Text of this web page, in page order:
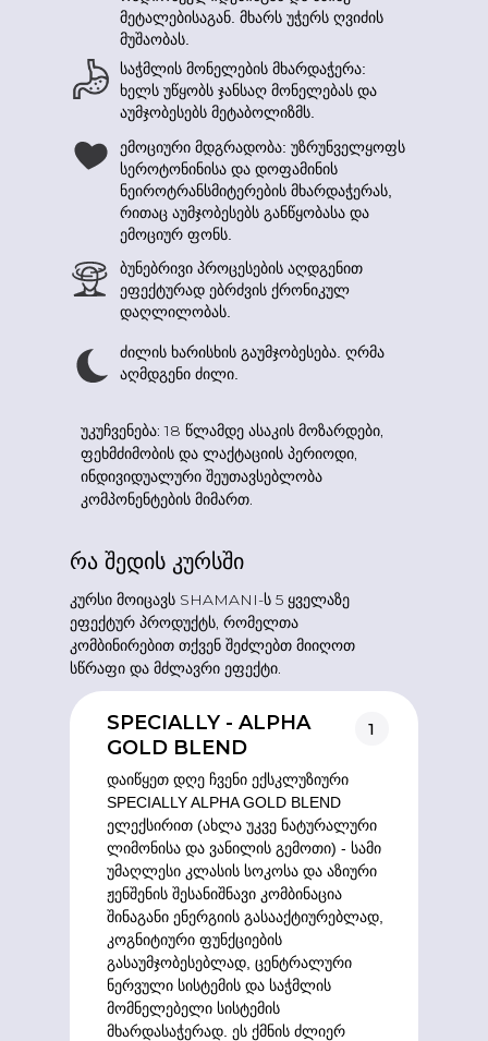
მეტალებისაგან. მხარს უჭერს ღვიძის
მუშაობას.
საჭმლის მონელების მხარდაჭერა:
ხელს უწყობს ჯანსაღ მონელებას და
აუმჯობესებს მეტაბოლიზმს.
ბუნებრივი პროცესების აღდგენით
ეფექტურად ებრძვის ქრონიკულ
დაღლილობას.
ძილის ხარისხის გაუმჯობესება. ღრმა
აღმდგენი ძილი.
ემოციური მდგრადობა: უზრუნველყოფს
სეროტონინისა და დოფამინის
ნეიროტრანსმიტერების მხარდაჭერას,
რითაც აუმჯობესებს განწყობასა და
ემოციურ ფონს.
უკუჩვენება: 18 წლამდე ასაკის მოზარდები,
ფეხმძიმობის და ლაქტაციის პერიოდი,
ინდივიდუალური შეუთავსებლობა
კომპონენტების მიმართ.
რა შედის კურსში
კურსი მოიცავს SHAMANI-ს 5 ყველაზე
ეფექტურ პროდუქტს, რომელთა
კომბინირებით თქვენ შეძლებთ მიიღოთ
სწრაფი და მძლავრი ეფექტი.
დაიწყეთ დღე ჩვენი ექსკლუზიური
SPECIALLY ALPHA GOLD BLEND
ელექსირით (ახლა უკვე ნატურალური
ლიმონისა და ვანილის გემოთი) - სამი
უმაღლესი კლასის სოკოსა და აზიური
ჟენშენის შესანიშნავი კომბინაცია
შინაგანი ენერგიის გასააქტიურებლად,
კოგნიტიური ფუნქციების
გასაუმჯობესებლად, ცენტრალური
ნერვული სისტემის და საჭმლის
მომნელებელი სისტემის
მხარდასაჭერად. ეს ქმნის ძლიერ
SPECIALLY - ALPHA
GOLD BLEND
1